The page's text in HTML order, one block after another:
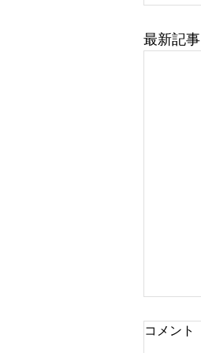
最新記事
コメント